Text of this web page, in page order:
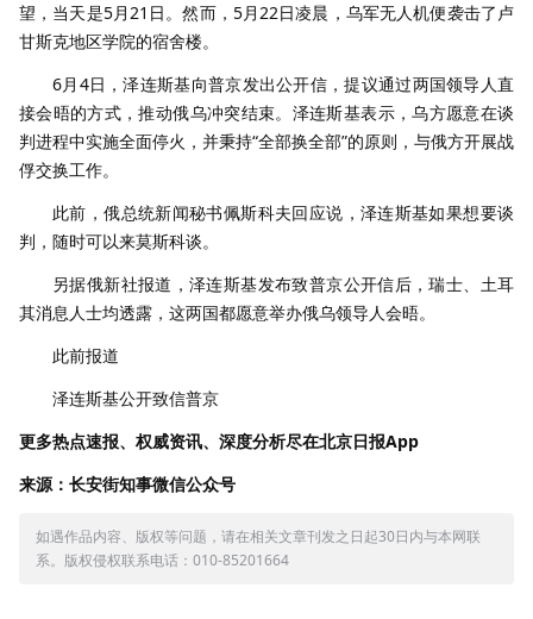
望，当天是5月21日。然而，5月22日凌晨，乌军无人机便袭击了卢
甘斯克地区学院的宿舍楼。
6月4日，泽连斯基向普京发出公开信，提议通过两国领导人直
接会晤的方式，推动俄乌冲突结束。泽连斯基表示，乌方愿意在谈
判进程中实施全面停火，并秉持“全部换全部”的原则，与俄方开展战
俘交换工作。
此前，俄总统新闻秘书佩斯科夫回应说，泽连斯基如果想要谈
判，随时可以来莫斯科谈。
另据俄新社报道，泽连斯基发布致普京公开信后，瑞士、土耳
其消息人士均透露，这两国都愿意举办俄乌领导人会晤。
此前报道
泽连斯基公开致信普京
更多热点速报、权威资讯、深度分析尽在北京日报App
来源：长安街知事微信公众号
如遇作品内容、版权等问题，请在相关文章刊发之日起30日内与本网联
系。版权侵权联系电话：010-85201664